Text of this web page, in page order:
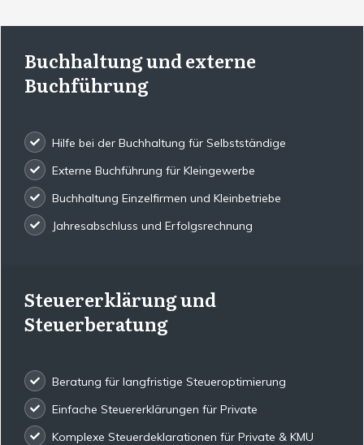
Buchhaltung und externe
Buchführung
Hilfe bei der Buchhaltung für Selbstständige
Externe Buchführung für Kleingewerbe
Buchhaltung Einzelfirmen und Kleinbetriebe
Jahresabschluss und Erfolgsrechnung
Steuererklärung und
Steuerberatung
Beratung für langfristige Steueroptimierung
Einfache Steuererklärungen für Private
Komplexe Steuerdeklarationen für Private & KMU